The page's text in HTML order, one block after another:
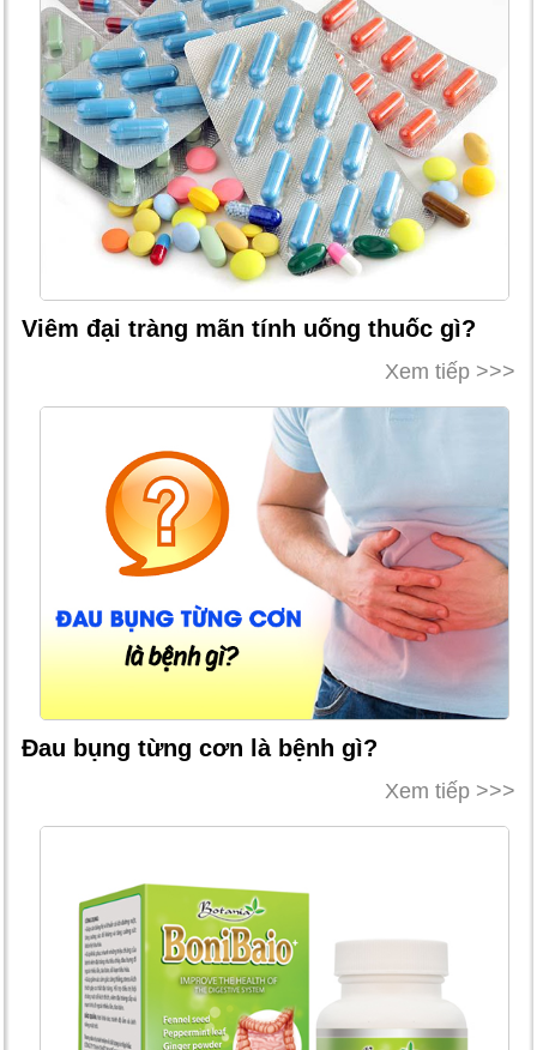
Viêm đại tràng mãn tính uống thuốc gì?
Xem tiếp >>>
Đau bụng từng cơn là bệnh gì?
Xem tiếp >>>